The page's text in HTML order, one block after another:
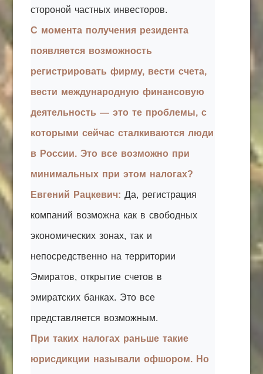
стороной частных инвесторов.
С момента получения резидента
появляется возможность
регистрировать фирму, вести счета,
вести международную финансовую
деятельность — это те проблемы, с
которыми сейчас сталкиваются люди
в России. Это все возможно при
минимальных при этом налогах?
Евгений Рацкевич: Да, регистрация
компаний возможна как в свободных
экономических зонах, так и
непосредственно на территории
Эмиратов, открытие счетов в
эмиратских банках. Это все
представляется возможным.
При таких налогах раньше такие
юрисдикции называли офшором. Но